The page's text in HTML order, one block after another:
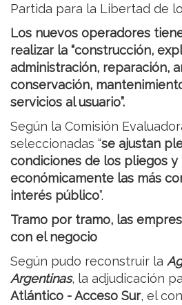
Partida para la Libertad de
Los nuevos operadores
realizar la “construcción,
administración, reparación,
conservación,
servicios al usuario”.
Según la Comisión
seleccionadas “se ajustan
condiciones de los pliegos y
económicamente las más
interés público”.
Tramo por tramo, las
con el negocio
Según pudo reconstruir la
Argentinas, la adjudicación
Atlántico - Acceso Sur, el